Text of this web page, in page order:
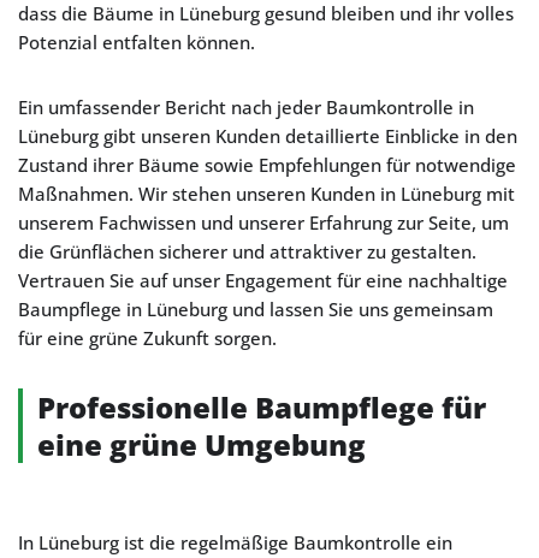
dass die Bäume in Lüneburg gesund bleiben und ihr volles
Potenzial entfalten können.
Ein umfassender Bericht nach jeder Baumkontrolle in
Lüneburg gibt unseren Kunden detaillierte Einblicke in den
Zustand ihrer Bäume sowie Empfehlungen für notwendige
Maßnahmen. Wir stehen unseren Kunden in Lüneburg mit
unserem Fachwissen und unserer Erfahrung zur Seite, um
die Grünflächen sicherer und attraktiver zu gestalten.
Vertrauen Sie auf unser Engagement für eine nachhaltige
Baumpflege in Lüneburg und lassen Sie uns gemeinsam
für eine grüne Zukunft sorgen.
Professionelle Baumpflege für
eine grüne Umgebung
In Lüneburg ist die regelmäßige Baumkontrolle ein